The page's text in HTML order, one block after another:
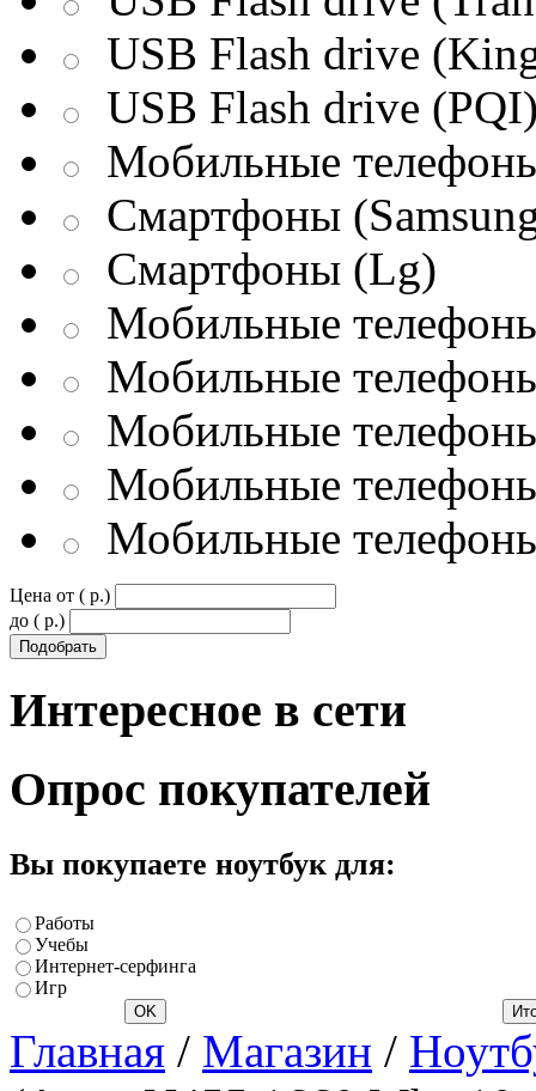
USB Flash drive
USB Flash drive
Мобильные
Смартфоны
Смартфоны (Lg)
Мобильные
Мобильные
Мобильные
Мобильные
Мобильные
Цена от ( p.)
до ( p.)
Интересное в сети
Опрос покупателей
Вы покупаете ноутбук для:
Работы
Учебы
Интернет-серфинга
Игр
Главная / Магазин /